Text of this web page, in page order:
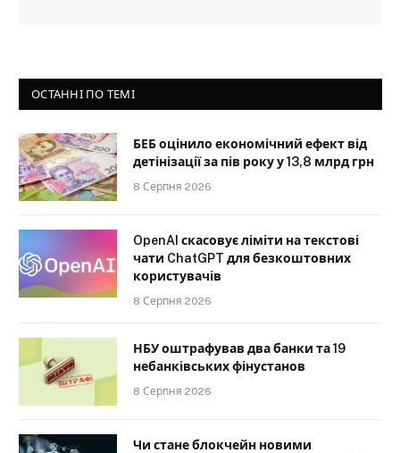
ОСТАННІ ПО ТЕМІ
БЕБ оцінило економічний ефект від
детінізації за пів року у 13,8 млрд грн
8 Серпня 2026
OpenAI скасовує ліміти на текстові
чати ChatGPT для безкоштовних
користувачів
8 Серпня 2026
НБУ оштрафував два банки та 19
небанківських фінустанов
8 Серпня 2026
Чи стане блокчейн новими